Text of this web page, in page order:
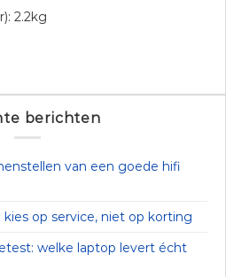
2.2kg
berichten
van een goede hifi
op service, niet op korting
welke laptop levert écht